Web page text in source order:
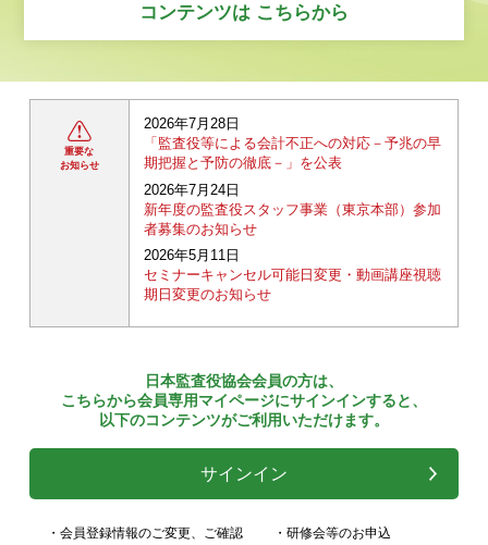
コンテンツは こちらから
重要な
お知らせ
2026年7月28日
「監査役等による会計不正への対応－予兆の早
期把握と予防の徹底－」を公表
2026年7月24日
新年度の監査役スタッフ事業（東京本部）参加
者募集のお知らせ
2026年5月11日
セミナーキャンセル可能日変更・動画講座視聴
期日変更のお知らせ
日本監査役協会会員の方は、
こちらから会員専用マイページにサインインすると、
以下のコンテンツがご利用いただけます。
サインイン
・会員登録情報のご変更、ご確認
・研修会等のお申込